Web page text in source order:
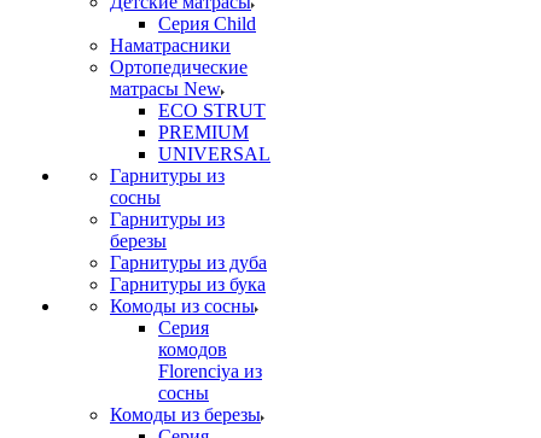
Серия Child
Наматрасники
Ортопедические
матрасы New
ECO STRUT
PREMIUM
UNIVERSAL
Гарнитуры из
сосны
Гарнитуры из
березы
Гарнитуры из дуба
Гарнитуры из бука
Комоды из сосны
Серия
комодов
Florenciya из
сосны
Комоды из березы